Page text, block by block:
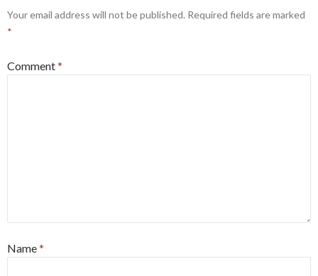
Your email address will not be published. Required fields are marked
*
Comment*
Name*